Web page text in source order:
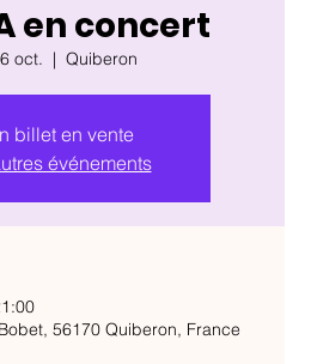
en concert
oct.
  |
Quiberon
billet en vente
événements
56170 Quiberon, France